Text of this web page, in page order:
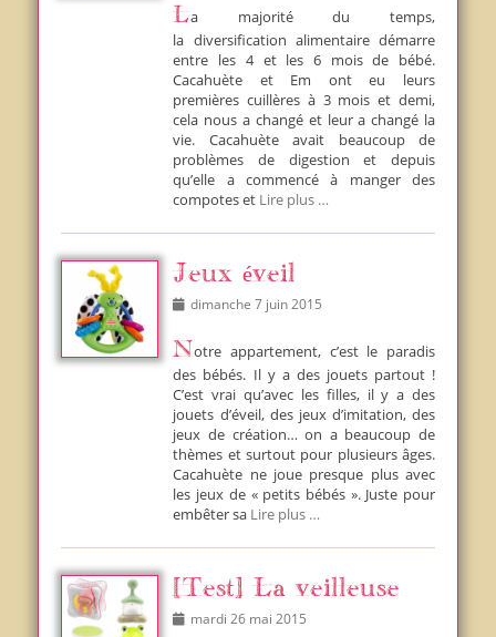
La majorité du temps,
la diversification alimentaire démarre
entre les 4 et les 6 mois de bébé.
Cacahuète et Em ont eu leurs
premières cuillères à 3 mois et demi,
cela nous a changé et leur a changé la
vie. Cacahuète avait beaucoup de
problèmes de digestion et depuis
qu’elle a commencé à manger des
compotes et Lire plus …
Jeux éveil
Posted
dimanche 7 juin 2015
Notre appartement, c’est le paradis
des bébés. Il y a des jouets partout !
C’est vrai qu’avec les filles, il y a des
jouets d’éveil, des jeux d’imitation, des
jeux de création… on a beaucoup de
thèmes et surtout pour plusieurs âges.
Cacahuète ne joue presque plus avec
les jeux de « petits bébés ». Juste pour
embêter sa Lire plus …
[Test] La veilleuse
Postedmardi 26 mai 2015